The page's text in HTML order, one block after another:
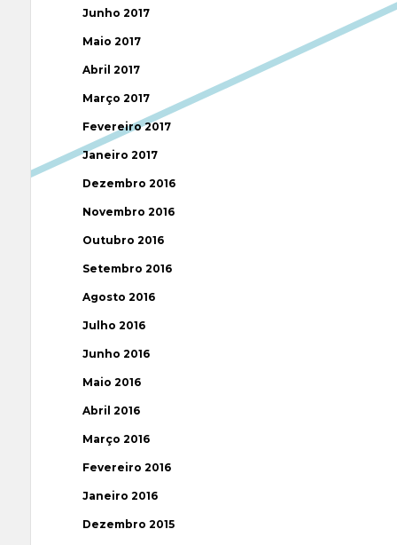
Junho 2017
Maio 2017
Abril 2017
Março 2017
Fevereiro 2017
Janeiro 2017
Dezembro 2016
Novembro 2016
Outubro 2016
Setembro 2016
Agosto 2016
Julho 2016
Junho 2016
Maio 2016
Abril 2016
Março 2016
Fevereiro 2016
Janeiro 2016
Dezembro 2015